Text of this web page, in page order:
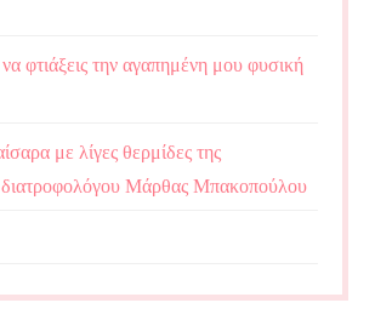
φτιάξεις την αγαπημένη μου φυσική
με λίγες θερμίδες της
διατροφολόγου Μάρθας Μπακοπούλου